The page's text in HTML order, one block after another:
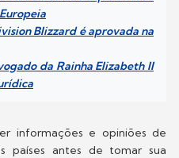
Blizzard é aprovada na
da Rainha Elizabeth II
informações e opiniões de
países antes de tomar sua